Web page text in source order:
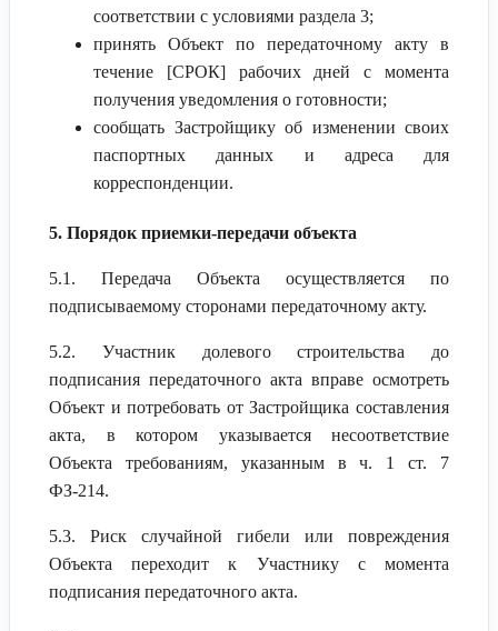
соответствии с условиями раздела 3;
принять Объект по передаточному акту в
течение [СРОК] рабочих дней с момента
получения уведомления о готовности;
сообщать Застройщику об изменении своих
паспортных данных и адреса для
корреспонденции.
5. Порядок приемки-передачи объекта
5.1. Передача Объекта осуществляется по
подписываемому сторонами передаточному акту.
5.2. Участник долевого строительства до
подписания передаточного акта вправе осмотреть
Объект и потребовать от Застройщика составления
акта, в котором указывается несоответствие
Объекта требованиям, указанным в ч. 1 ст. 7
ФЗ-214.
5.3. Риск случайной гибели или повреждения
Объекта переходит к Участнику с момента
подписания передаточного акта.